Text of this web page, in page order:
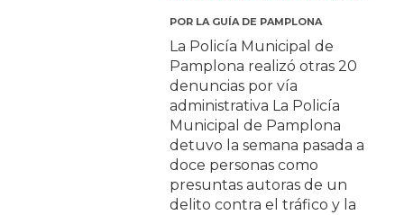
POR LA GUÍA DE PAMPLONA
La Policía Municipal de
Pamplona realizó otras 20
denuncias por vía
administrativa La Policía
Municipal de Pamplona
detuvo la semana pasada a
doce personas como
presuntas autoras de un
delito contra el tráfico y la